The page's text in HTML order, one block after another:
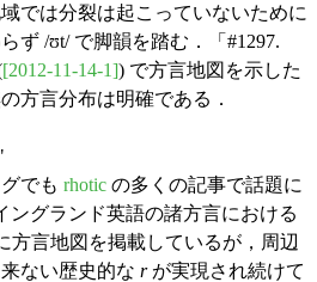
では分裂は起こっていないために
ず /ʊt/ で脚韻を踏む．「#1297.
[2012-11-14-1]) で方言地図を示した
方言分布は明確である．
でも rhotic の多くの記事で話題に
ングランド英語の諸方言における
方言地図を掲載しているが，周辺
ない歴史的な rが実現され続けて